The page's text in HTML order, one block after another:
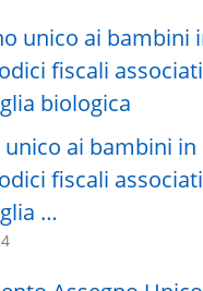
unico ai bambini in
fiscali associati
…